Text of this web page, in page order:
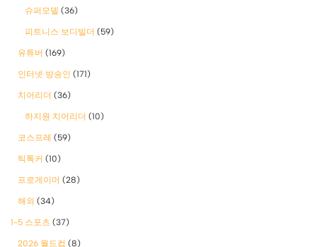
슈퍼모델 (36)
피트니스 보디빌더 (59)
유튜버 (169)
인터넷 방송인 (171)
치어리더 (36)
하지원 치어리더 (10)
코스프레 (59)
틱톡커 (10)
프로게이머 (28)
해외 (34)
1-5 스포츠 (37)
2026 월드컵 (8)